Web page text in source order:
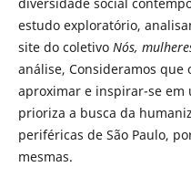
diversidade social
estudo exploratório,
site do coletivo Nós,
análise, Consideramos que
aproximar e inspirar-se em
prioriza a busca da
periféricas de São Paulo,
mesmas.